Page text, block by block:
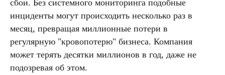
сбои. Без системного мониторинга подобные
инциденты могут происходить несколько раз в
месяц, превращая миллионные потери в
регулярную "кровопотерю" бизнеса. Компания
может терять десятки миллионов в год, даже не
подозревая об этом.